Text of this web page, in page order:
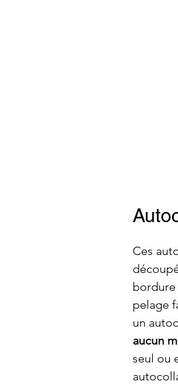
Ces
bordure
pelage
un
aucun
seul ou